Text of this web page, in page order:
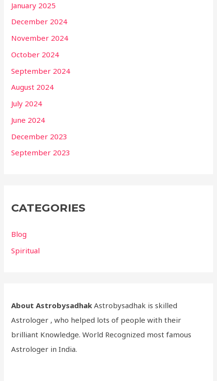
January 2025
December 2024
November 2024
October 2024
September 2024
August 2024
July 2024
June 2024
December 2023
September 2023
CATEGORIES
Blog
Spiritual
About Astrobysadhak Astrobysadhak is skilled
Astrologer , who helped lots of people with their
brilliant Knowledge. World Recognized most famous
Astrologer in India.